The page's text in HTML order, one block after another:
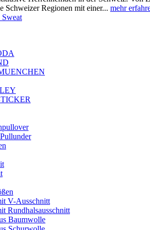
Schweizer Regionen mit einer... mehr
V-Ausschnitt
Rundhalsausschnitt
Baumwolle